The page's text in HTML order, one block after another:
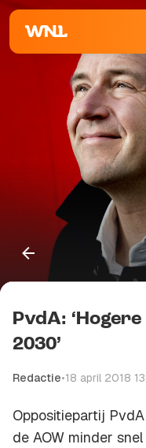
PvdA:
2030’
Redactie•18 april 2018
Oppositiepartij
de AOW minder